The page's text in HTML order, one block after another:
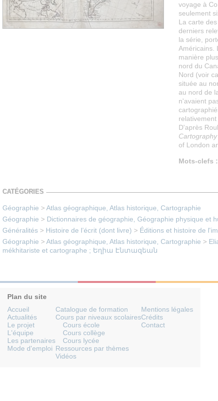
voyage à
seulement
La carte
derniers
la série,
Américains.
manière
nord du
Nord (voir
située au
au nord de
n'avaient
D'après
of London
Mots-clefs :
CATÉGORIES
Géographie >Atlas géographique, Atlas historique, Cartographie
Géographie > Dictionnaires de géographie, Géographie physique et
Généralités > Histoire de l’écrit (dont livre) > Éditions et histoire de
Géographie >Atlas géographique, Atlas historique, Cartographie >
mékhitariste et cartographe ; Եղիա Էնտազեան
Plan du site
Accueil
Actualités
Le projet
L'équipe
Les partenaires
Mode d'emploi
Catalogue de formation
Cours par niveaux scolaires
Cours école
Cours collège
Cours lycée
Ressources par thèmes
Vidéos
Mentions légales
Crédits
Contact